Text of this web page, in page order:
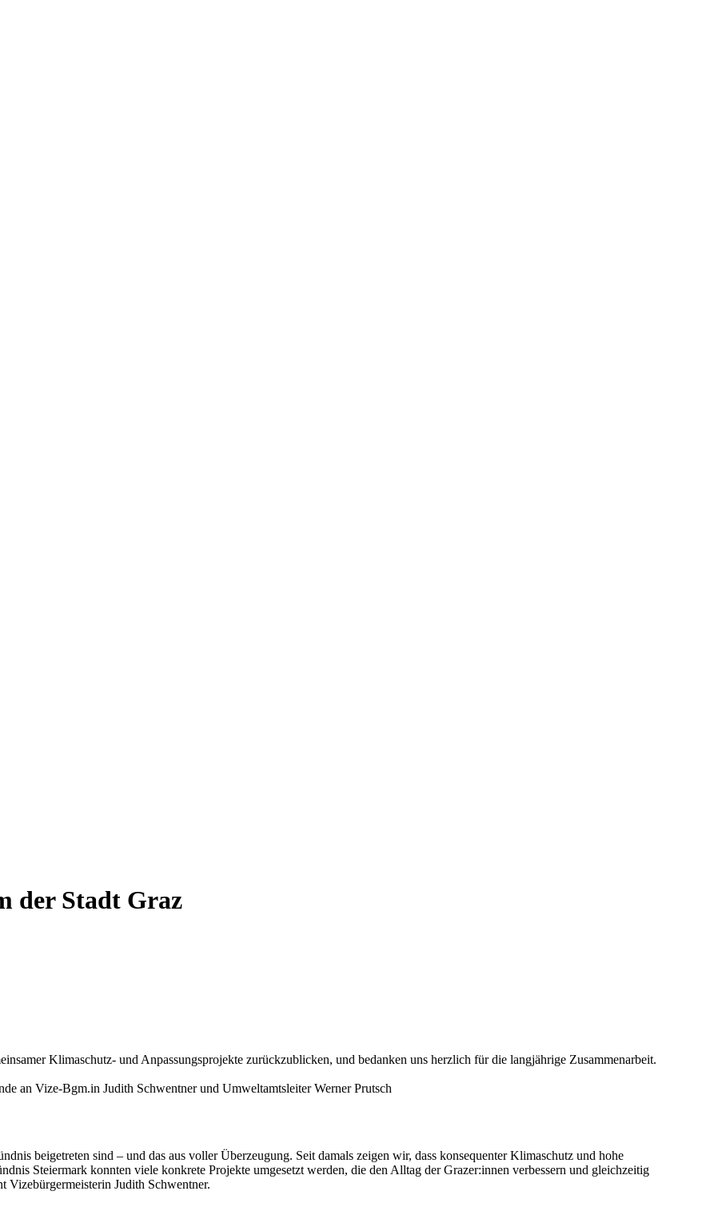
der Stadt Graz
Klimaschutz- und Anpassungsprojekte zurückzublicken, und bedanken uns herzlich für die langjährige Zusammenarbeit.
an Vize-Bgm.in Judith Schwentner und Umweltamtsleiter Werner Prutsch
beigetreten sind – und das aus voller Überzeugung. Seit damals zeigen wir, dass konsequenter Klimaschutz und hohe
Steiermark konnten viele konkrete Projekte umgesetzt werden, die den Alltag der Grazer:innen verbessern und gleichzeitig
Vizebürgermeisterin Judith Schwentner.